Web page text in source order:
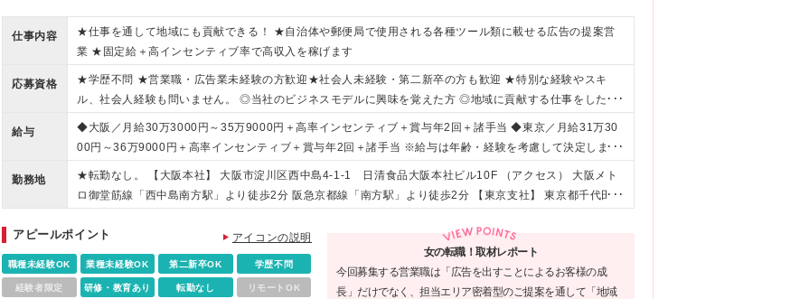
仕事内容
★仕事を通して地域にも貢献できる！ ★自治体や郵便局で使用される各種ツール類に載せる広告の提案営
業 ★固定給＋高インセンティブ率で高収入を稼げます
応募資格
★学歴不問 ★営業職・広告業未経験の方歓迎★社会人未経験・第二新卒の方も歓迎 ★特別な経験やスキ
ル、社会人経験も問いません。 ◎当社のビジネスモデルに興味を覚えた方 ◎地域に貢献する仕事をしたい
方 ◎チャレンジ精神がある人 ◎稼ぎたい人 などは、ぜひご応募ください！ 【営業経験者の方へ】 ◆値引
き競争で疲れた方へ／ →当社はニッチなビジネスモデルを展開しており、競合がほぼいない環境で営業で
きます。そのため競合の動きにわずらわされず、営業提案に集中できます。 ◆地域に貢献する営業をした
い方へ／ →当社の事業はまさに地域密着、地域貢献そのもののビジネスモデルです！
給与
◆大阪／月給30万3000円～35万9000円＋高率インセンティブ＋賞与年2回＋諸手当 ◆東京／月給31万30
00円～36万9000円＋高率インセンティブ＋賞与年2回＋諸手当 ※給与は年齢・経験を考慮して決定しま
す。 ※上記給与には22時間分（4万9500円～5万9300円）の固定残業代を含みます。 固定残業代は時間外
労働の有無に関わらず支給し、超過分は別途全額支給。 【年収例】 ◆550万円／28歳・入社4年目（月給3
3万円＋インセンティブ＋賞与年2回＋諸手当） ◆720万円／35歳・入社8年目（月給41万円＋インセンテ
ィブ＋賞与年2回＋諸手当） 【試用期間中】 ◆大阪／月給26万3000円～31万9000円＋インセンティブ＋
賞与年2回＋諸手当 ◆東京／月給27万3000円～32万9000円＋インセンティブ＋賞与年2回＋諸手当 ※上記
給与には22時間分（4万4300円～5万4100円）の固定残業代を含みます。 固定残業代は時間外労働の有無
に関わらず支給し、超過分は別途全額支給。 【高率のインセンティブあり】 ◆インセンティブは高率で、
勤務地
★転勤なし。 【大阪本社】 大阪市淀川区西中島4-1-1 日清食品大阪本社ビル10F （アクセス） 大阪メト
ロ御堂筋線「西中島南方駅」より徒歩2分 阪急京都線「南方駅」より徒歩2分 【東京支社】 東京都千代田区
線「秋葉原駅」昭和通り口より徒歩8分
アピールポイント アイコンの説明
職種未経験OK 業種未経験OK 第二新卒OK 学歴不問
経験者限定 研修・教育あり 転勤なし リモートOK
女の転職！取材レポート
今回募集する営業職は「広告を出すことによるお客様の成
長」だけでなく、担当エリア密着型のご提案を通して「地域